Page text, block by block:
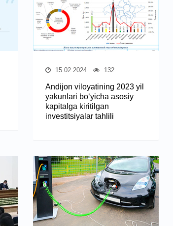
15.02.2024 132
Andijon viloyatining 2023 yil
yakunlari bo‘yicha asosiy
kapitalga kiritilgan
investitsiyalar tahlili